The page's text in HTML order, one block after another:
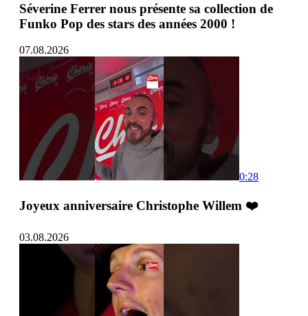
Séverine Ferrer nous présente sa collection de
Funko Pop des stars des années 2000 !
07.08.2026
0:28
Joyeux anniversaire Christophe Willem ❤️
03.08.2026